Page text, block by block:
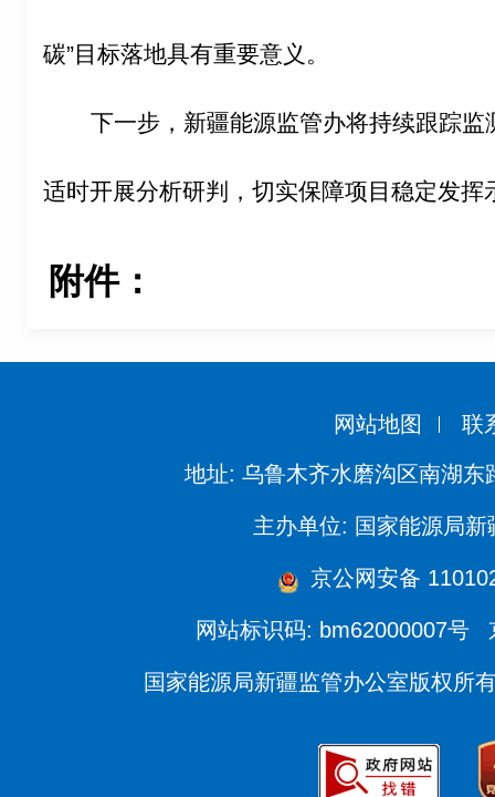
碳”目标落地具有重要意义。
下一步，新疆能源监管办将持续跟踪
适时开展分析研判，切实保障项目稳定发挥
附件：
网站地图 联
地址: 乌鲁木齐水磨沟区南湖东
主办单位: 国家能源局新
京公网安备
网站标识码: bm62000007号
国家能源局新疆监管办公室版权所